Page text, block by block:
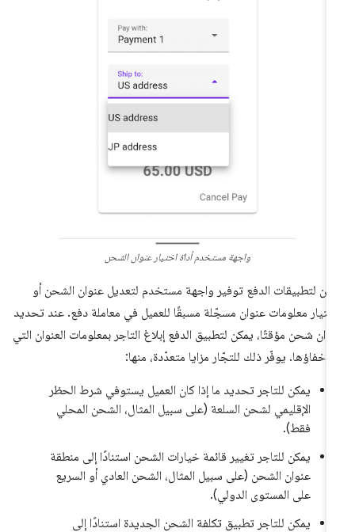
واجهة مستخدم أداة اختيار عنوان الشحن
لتطبيقات الدفع توفير واجهة مستخدم لتعديل عنوان الشحن أو
معلومات عنوان مسجّلة مسبقًا للعميل في معاملة دفع. عند تحديد
شحن مؤقتًا، يمكن لتطبيق الدفع إبلاغ التاجر بمعلومات العنوان التي
إخفاؤها. يوفّر ذلك للتجّار مزايا متعدّدة، منها:
يمكن للتاجر تحديد ما إذا كان العميل يستوفي شرط الحظر
الإقليمي لشحن السلعة (على سبيل المثال، الشحن المحلي
فقط).
يمكن للتاجر تغيير قائمة خيارات الشحن استنادًا إلى منطقة
عنوان الشحن (على سبيل المثال، الشحن العادي أو السريع
على المستوى الدولي).
يمكن للتاجر تطبيق تكلفة الشحن الجديدة استنادًا إلى